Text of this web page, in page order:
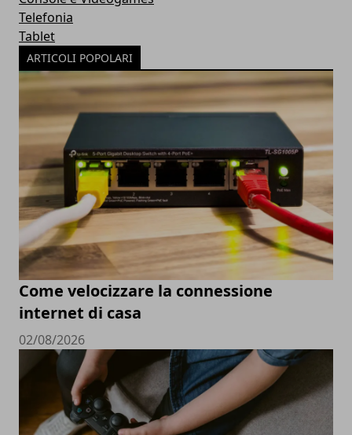
Telefonia
Tablet
ARTICOLI POPOLARI
Come velocizzare la connessione
internet di casa
02/08/2026